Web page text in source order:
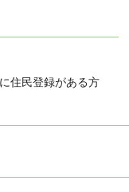
住民登録がある方